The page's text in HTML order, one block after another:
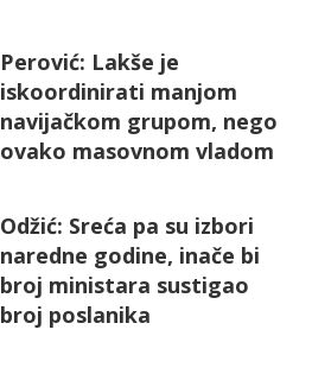
Perović: Lakše je
iskoordinirati manjom
navijačkom grupom, nego
ovako masovnom vladom
Odžić: Sreća pa su izbori
naredne godine, inače bi
broj ministara sustigao
broj poslanika